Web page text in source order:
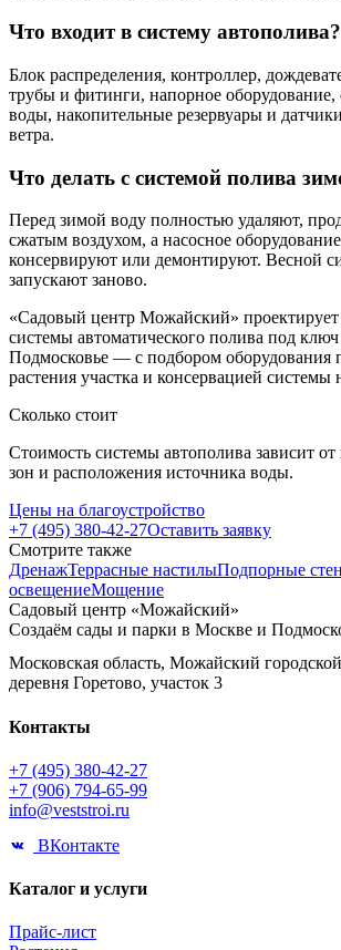
Что входит в систему автополива?
Блок распределения, контроллер,
трубы и фитинги, напорное оборудование,
воды, накопительные резервуары и
ветра.
Что делать с системой полива
Перед зимой воду полностью удаляют,
сжатым воздухом, а насосное
консервируют или демонтируют. Весной
запускают заново.
«Садовый центр Можайский»
системы автоматического полива под
Подмосковье — с подбором оборудования
растения участка и консервацией системы
Сколько стоит
Стоимость системы автополива зависит
зон и расположения источника воды.
Цены на благоустройство
+7 (495) 380-42-27Оставить заявку
Смотрите также
ДренажТеррасные настилыПодпорные
освещениеМощение
Садовый центр «Можайский»
Создаём сады и парки в Москве и
Московская область, Можайский
деревня Горетово, участок 3
Контакты
+7 (495) 380-42-27
+7 (906) 794-65-99
info@veststroi.ru
ВКонтакте
Каталог и услуги
Прайс-лист